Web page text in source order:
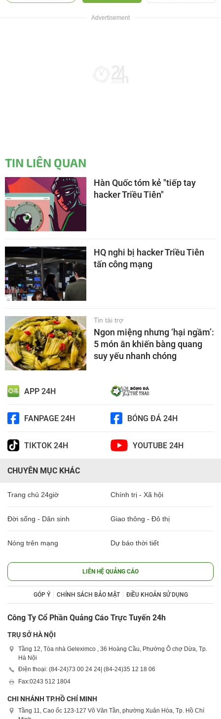
TIN LIÊN QUAN
Hàn Quốc tóm kẻ "tiếp tay
hacker Triều Tiên"
HQ nghi bị hacker Triều Tiên
tấn công mạng
Tin tài trợ
Ngon miệng nhưng ‘hại ngầm’:
5 món ăn khiến bàng quang
suy yếu nhanh chóng
APP 24H
FANPAGE 24H BÓNG ĐÁ 24H
TIKTOK 24H YOUTUBE 24H
CHUYÊN MỤC KHÁC
Trang chủ 24giờ Chính trị - Xã hội
Đời sống - Dân sinh Giao thông - Đô thị
Nóng trên mạng Dự báo thời tiết
LIÊN HỆ QUẢNG CÁO
GÓP Ý CHÍNH SÁCH BẢO MẬT ĐIỀU KHOẢN SỬ DỤNG
Công Ty Cổ Phần Quảng Cáo Trực Tuyến 24h
TRỤ SỞ HÀ NỘI
Tầng 12, Tòa nhà Geleximco , 36 Hoàng Cầu, Phường Ô chợ Dừa, Tp.
Hà Nội
Điện thoại: (84-24)73 00 24 24 | (84-24)35 12 18 06
Fax:0243 512 1804
CHI NHÁNH TP.HỒ CHÍ MINH
Tầng 11, Cao ốc 123-127 Võ Văn Tần, phường Xuân Hòa, Tp. Hồ Chí